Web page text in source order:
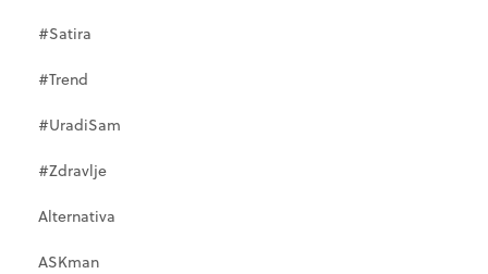
#Satira
#Trend
#UradiSam
#Zdravlje
Alternativa
ASKman